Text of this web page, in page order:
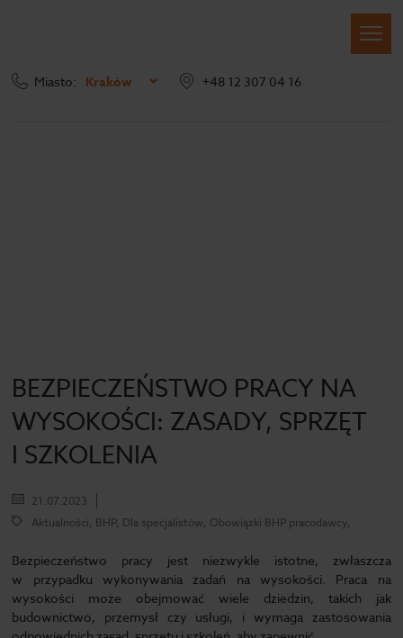
Miasto: Kraków +48 12 307 04 16
BEZPIECZEŃSTWO PRACY NA
WYSOKOŚCI: ZASADY, SPRZĘT
I SZKOLENIA
21.07.2023
Aktualności, BHP, Dla specjalistów, Obowiązki BHP pracodawcy,
Bezpieczeństwo pracy jest niezwykle istotne, zwłaszcza
w przypadku wykonywania zadań na wysokości. Praca na
wysokości może obejmować wiele dziedzin, takich jak
budownictwo, przemysł czy usługi, i wymaga zastosowania